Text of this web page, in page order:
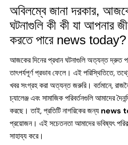
অবিলম্বে জানা দরকার,
ঘটনাগুলি কী কী যা আপনার
করতে পারে news today?
আজকের দিনের প্রধান ঘটনাগুলি অত্যন্ত দ্রুত
তাৎপর্যপূর্ণ প্রভাব ফেলে। এই পরিস্থিতিতে,
খবর সংগ্রহ করা অত্যন্ত জরুরি। বর্তমানে,
চ্যালেঞ্জ এবং সামাজিক পরিবর্তনগুলি আমাদের
করছে। তাই, প্রতিটি নাগরিকের জন্য news
প্রয়োজন। এই সচেতনতা আমাদের ভবিষ্যৎ
সাহায্য করে।